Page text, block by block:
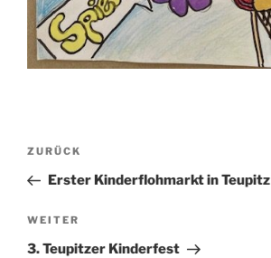
Beitragsnavigation
Vorheriger
Beitrag
ZURÜCK
Erster Kinderflohmarkt in Teupitz
Nächster
Beitrag
WEITER
3. Teupitzer Kinderfest